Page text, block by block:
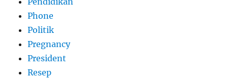
Phone
Politik
Pregnancy
President
Resep